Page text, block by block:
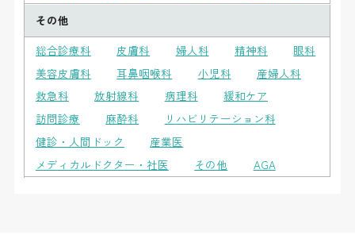
その他
総合診療科
皮膚科 婦人科 精神科
眼科
美容皮膚科
耳鼻咽喉科 小児科
産婦人科
救急科
放射線科 病理科
緩和ケア
訪問診療
麻酔科
リハビリテーション科
健診・人間ドック
産業医
メディカルドクター・社医
その他 AGA